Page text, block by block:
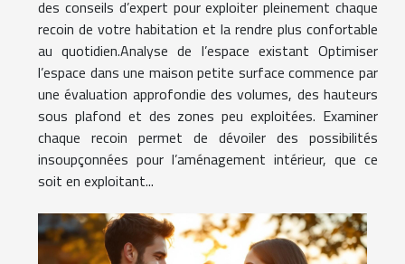
des conseils d’expert pour exploiter pleinement chaque
recoin de votre habitation et la rendre plus confortable
au quotidien.Analyse de l’espace existant Optimiser
l’espace dans une maison petite surface commence par
une évaluation approfondie des volumes, des hauteurs
sous plafond et des zones peu exploitées. Examiner
chaque recoin permet de dévoiler des possibilités
insoupçonnées pour l’aménagement intérieur, que ce
soit en exploitant...